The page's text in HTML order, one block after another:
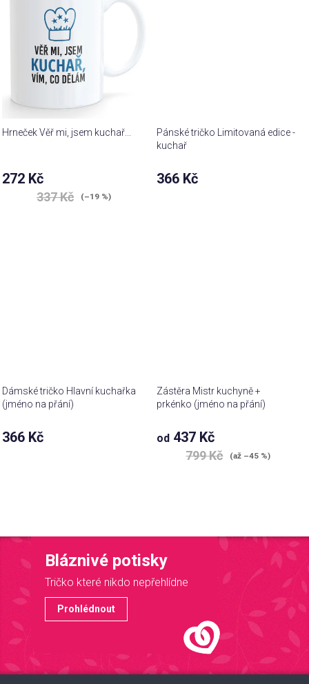
Hrneček Věř mi, jsem kuchař...
272 Kč
337 Kč (–19 %)
Pánské tričko Limitovaná edice -
kuchař
366 Kč
Dámské tričko Hlavní kuchařka
(jméno na přání)
366 Kč
Zástěra Mistr kuchyně +
prkénko (jméno na přání)
od 437 Kč
799 Kč (až –45 %)
Bláznivé potisky
Tričko které nikdo nepřehlídne
Prohlédnout